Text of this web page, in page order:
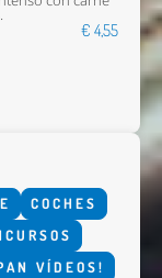
€ 4,55
COCHES
VÍDEOS!